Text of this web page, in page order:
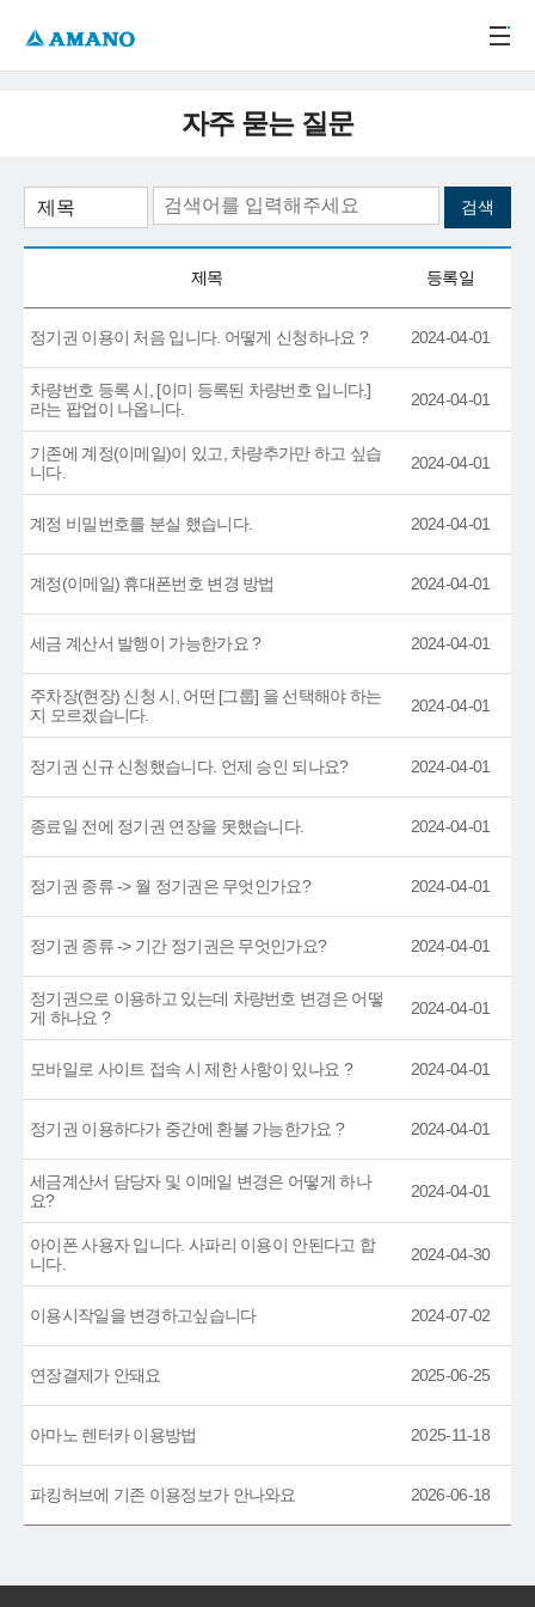
자주 묻는 질문
제목 등록일
정기권 이용이 처음 입니다. 어떻게 신청하나요 ? 2024-04-01
차량번호 등록 시, [이미 등록된 차량번호 입니다.]
라는 팝업이 나옵니다.
2024-04-01
기존에 계정(이메일)이 있고, 차량추가만 하고 싶습
니다.
2024-04-01
계정 비밀번호를 분실 했습니다. 2024-04-01
계정(이메일) 휴대폰번호 변경 방법 2024-04-01
세금 계산서 발행이 가능한가요 ? 2024-04-01
주차장(현장) 신청 시, 어떤 [그룹] 을 선택해야 하는
지 모르겠습니다.
2024-04-01
정기권 신규 신청했습니다. 언제 승인 되나요? 2024-04-01
종료일 전에 정기권 연장을 못했습니다. 2024-04-01
정기권 종류 -> 월 정기권은 무엇인가요? 2024-04-01
정기권 종류 -> 기간 정기권은 무엇인가요? 2024-04-01
정기권으로 이용하고 있는데 차량번호 변경은 어떻
게 하나요 ?
2024-04-01
모바일로 사이트 접속 시 제한 사항이 있나요 ? 2024-04-01
정기권 이용하다가 중간에 환불 가능한가요 ? 2024-04-01
세금계산서 담당자 및 이메일 변경은 어떻게 하나
요?
2024-04-01
아이폰 사용자 입니다. 사파리 이용이 안된다고 합
니다.
2024-04-30
이용시작일을 변경하고싶습니다 2024-07-02
연장결제가 안돼요 2025-06-25
아마노 렌터카 이용방법 2025-11-18
파킹허브에 기존 이용정보가 안나와요 2026-06-18